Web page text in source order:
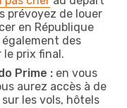
prévoyez de louer
en République
également des
prix final.
Prime : en vous
aurez accès à de
les vols, hôtels